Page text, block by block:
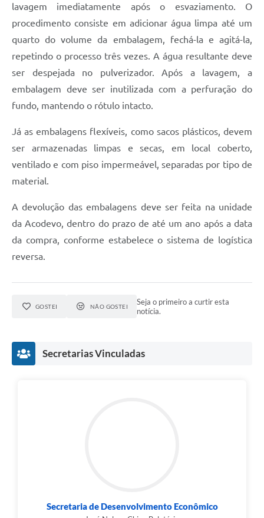
lavagem imediatamente após o esvaziamento. O
procedimento consiste em adicionar água limpa até um
quarto do volume da embalagem, fechá-la e agitá-la,
repetindo o processo três vezes. A água resultante deve
ser despejada no pulverizador. Após a lavagem, a
embalagem deve ser inutilizada com a perfuração do
fundo, mantendo o rótulo intacto.
Já as embalagens flexíveis, como sacos plásticos, devem
ser armazenadas limpas e secas, em local coberto,
ventilado e com piso impermeável, separadas por tipo de
material.
A devolução das embalagens deve ser feita na unidade
da Acodevo, dentro do prazo de até um ano após a data
da compra, conforme estabelece o sistema de logística
reversa.
GOSTEI NÃO GOSTEI
Seja o primeiro a curtir esta
notícia.
Secretarias Vinculadas
Secretaria de Desenvolvimento Econômico